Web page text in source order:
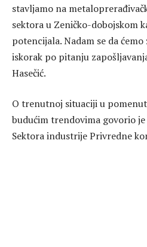
stavljamo na
sektora u Zeničko-dobojskom
potencijala. Nadam se da
iskorak po pitanju
Hasečić.
O trenutnoj situaciji u
budućim trendovima govorio
Sektora industrije Privredne